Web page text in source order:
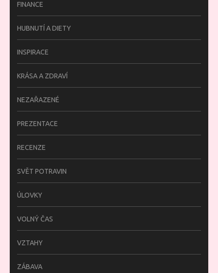
FINANCE
HUBNUTÍ A DIETY
INSPIRACE
KRÁSA A ZDRAVÍ
NEZAŘAZENÉ
PREZENTACE
RECENZE
SVĚT POTRAVIN
ÚLOVKY
VOLNÝ ČAS
VZTAHY
ZÁBAVA